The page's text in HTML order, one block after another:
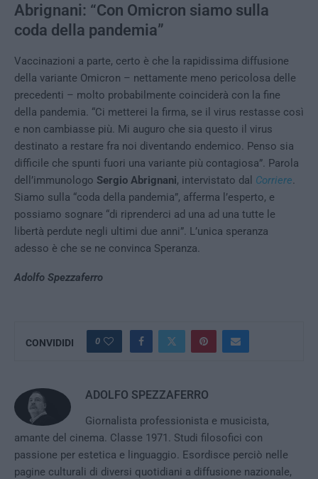
Abrignani: “Con Omicron siamo sulla
coda della pandemia”
Vaccinazioni a parte, certo è che la rapidissima diffusione
della variante Omicron – nettamente meno pericolosa delle
precedenti – molto probabilmente coinciderà con la fine
della pandemia. “Ci metterei la firma, se il virus restasse così
e non cambiasse più. Mi auguro che sia questo il virus
destinato a restare fra noi diventando endemico. Penso sia
difficile che spunti fuori una variante più contagiosa”. Parola
dell’immunologo Sergio Abrignani, intervistato dal Corriere.
Siamo sulla “coda della pandemia”, afferma l’esperto, e
possiamo sognare “di riprenderci ad una ad una tutte le
libertà perdute negli ultimi due anni”. L’unica speranza
adesso è che se ne convinca Speranza.
Adolfo Spezzaferro
CONVIDIDI 0
ADOLFO SPEZZAFERRO
Giornalista professionista e musicista,
amante del cinema. Classe 1971. Studi filosofici con
passione per estetica e linguaggio. Esordisce perciò nelle
pagine culturali di diversi quotidiani a diffusione nazionale,